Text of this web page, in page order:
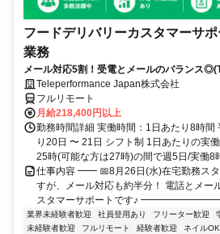
フードデリバリーカスタマーサ
業務
メール対応5割！受電とメールのバランス
Teleperformance Japan株式会社
フルリモート
月給218,400円以上
勤務時間詳細 実働時間：1日あたり8時間
り20日 〜 21日 シフト制 1日あたりの実
25時(可能な方は27時)の間で週5日/実働8
仕事内容 ━━ 📅8月26日(水)在宅勤務ス
すが、メール対応も約半分！ 電話とメー
スタマーサポートです♪
業界未経験者歓迎 社員登用あり フリーター歓迎
未経験者歓迎
フルリモート 経験者歓迎 ネイルOK